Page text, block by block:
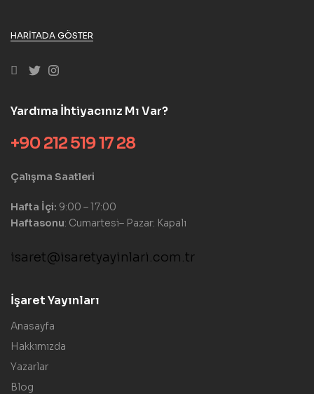
HARITADA GÖSTER
Yardıma İhtiyacınız Mı Var?
+90 212 519 17 28
Çalışma Saatleri
Hafta İçi: 9:00 – 17:00
Haftasonu: Cumartesi– Pazar: Kapalı
isaret@isaretyayinlari.com.tr
İşaret Yayınları
Anasayfa
Hakkımızda
Yazarlar
Blog